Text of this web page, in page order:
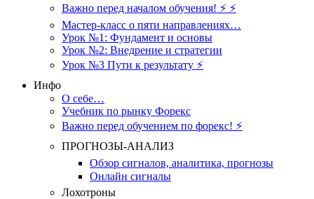
Важно перед началом обучения! ⚡ ⚡
Мастер-класс о пяти направлениях…
Урок №1: Фундамент и основы
Урок №2: Внедрение и стратегии
Урок №3 Пути к результату ⚡️
Инфо
О себе…
Учебник по рынку Форекс
Важно перед обучением по форекс! ⚡
ПРОГНОЗЫ-АНАЛИЗ
Обзор сигналов, аналитика, прогнозы
Онлайн сигналы
Лохотроны